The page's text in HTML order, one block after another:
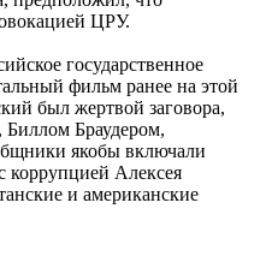
ЦРУ.
государственное
фильм ранее на этой
был жертвой заговора,
Биллом Браудером,
якобы включали
коррупцией Алексея
и американские